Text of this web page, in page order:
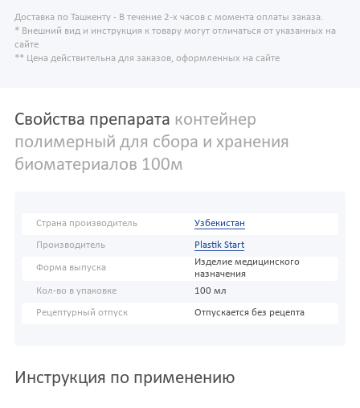
Доставка по Ташкенту - В течение 2-х часов с момента оплаты заказа.
* Внешний вид и инструкция к товару могут отличаться от указанных на
сайте
** Цена действительна для заказов, оформленных на сайте
Свойства препарата контейнер
полимерный для сбора и хранения
биоматериалов 100м
Страна производитель Узбекистан
Производитель Plastik Start
Форма выпуска
Изделие медицинского
назначения
Кол-во в упаковке
100 мл
Рецептурный отпуск Отпускается без рецепта
Инструкция по применению